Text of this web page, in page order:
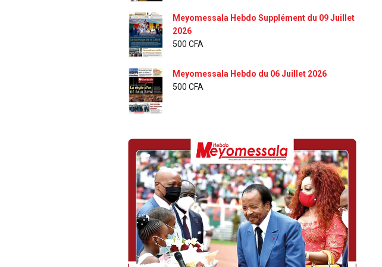
Meyomessala Hebdo Supplément du 09 Juillet
2026
500 CFA
Meyomessala Hebdo du 06 Juillet 2026
500 CFA